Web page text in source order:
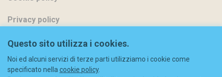
Privacy policy
Metodi di pagamento
Spedizioni
Questo sito utilizza i cookies.
Noi ed alcuni servizi di terze parti utilizziamo i cookie come
specificato nella cookie policy.